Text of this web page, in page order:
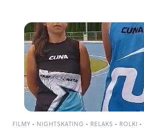
FILMY • NIGHTSKATING • RELAKS • ROLKI •